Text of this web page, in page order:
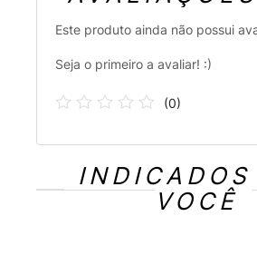
Este produto ainda não possui
Seja o primeiro a avaliar! :)
(0)
INDICADOS
VOCÊ